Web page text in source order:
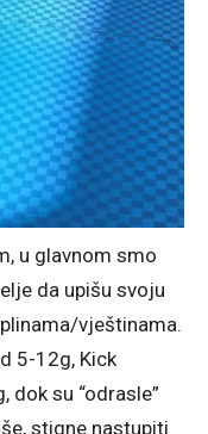
u glavnom smo
da upišu svoju
vještinama.
5-12g, Kick
dok su “odrasle”
stigne nastupiti